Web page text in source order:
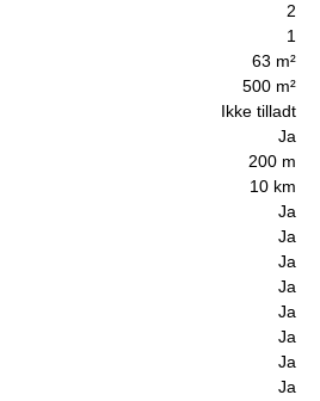
2
1
63 m²
500 m²
Ikke tilladt
Ja
200 m
10 km
Ja
Ja
Ja
Ja
Ja
Ja
Ja
Ja